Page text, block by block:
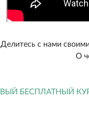
Делитесь с нами
О